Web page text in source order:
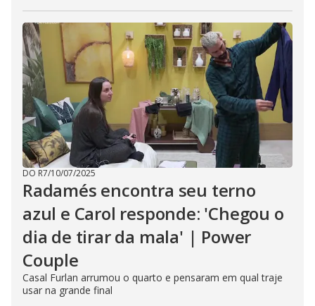
DO R7/10/07/2025
Radamés encontra seu terno
azul e Carol responde: 'Chegou o
dia de tirar da mala' | Power
Couple
Casal Furlan arrumou o quarto e pensaram em qual traje
usar na grande final